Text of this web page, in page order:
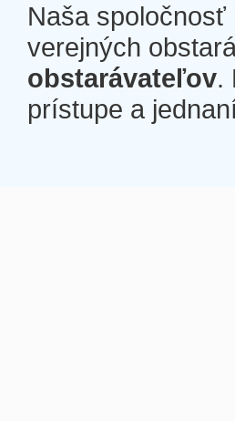
Naša
verejných
obstarávateľov.
prístupe a